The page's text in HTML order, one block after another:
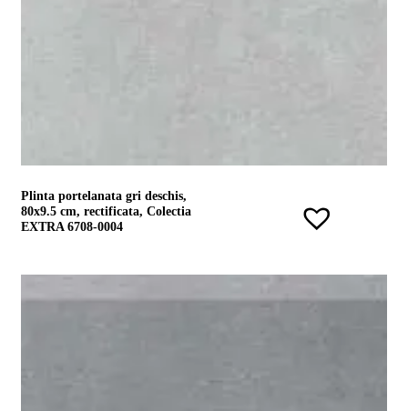
Plinta portelanata gri deschis,
80x9.5 cm, rectificata, Colectia
EXTRA 6708-0004